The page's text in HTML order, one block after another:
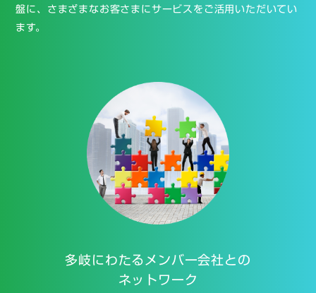
盤に、さまざまなお客さまにサービスをご活用いただいてい
ます。
多岐にわたる メンバー会社との
ネットワーク